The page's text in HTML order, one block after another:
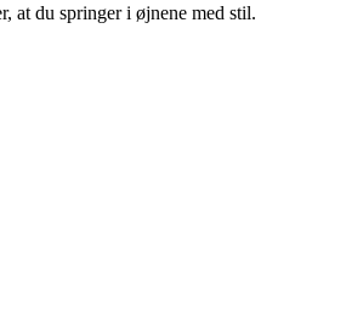
at du springer i øjnene med stil.